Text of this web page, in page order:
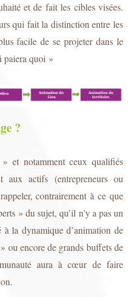
et de fait les cibles visées.
qui fait la distinction entre les
facile de se projeter dans le
paiera quoi »
?
et notamment ceux qualifiés
aux actifs (entrepreneurs ou
contrairement à ce que
» du sujet, qu’il n’y a pas un
la dynamique d’animation de
ou encore de grands buffets de
aura à cœur de faire